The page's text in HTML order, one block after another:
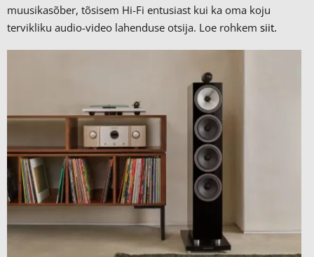
muusikasõber, tõsisem Hi-Fi entusiast kui ka oma koju
tervikliku audio-video lahenduse otsija. Loe rohkem siit.